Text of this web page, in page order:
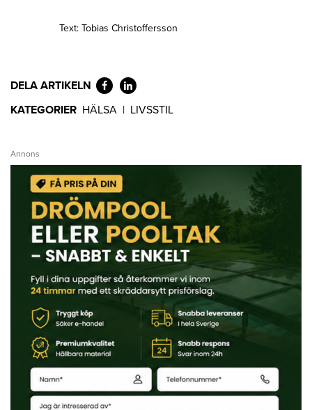
Text: Tobias Christoffersson
DELA ARTIKELN
KATEGORIER HÄLSA | LIVSSTIL
Annons